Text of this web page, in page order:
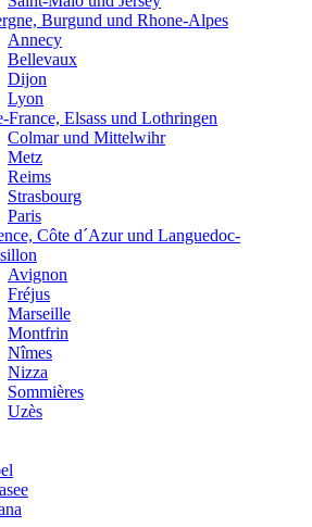
Burgund und Rhone-Alpes
Annecy
Bellevaux
Dijon
Lyon
France, Elsass und Lothringen
Colmar und Mittelwihr
Metz
Reims
Strasbourg
Paris
Côte d´Azur und Languedoc-
Avignon
Fréjus
Marseille
Montfrin
Nîmes
Nizza
Sommières
Uzès